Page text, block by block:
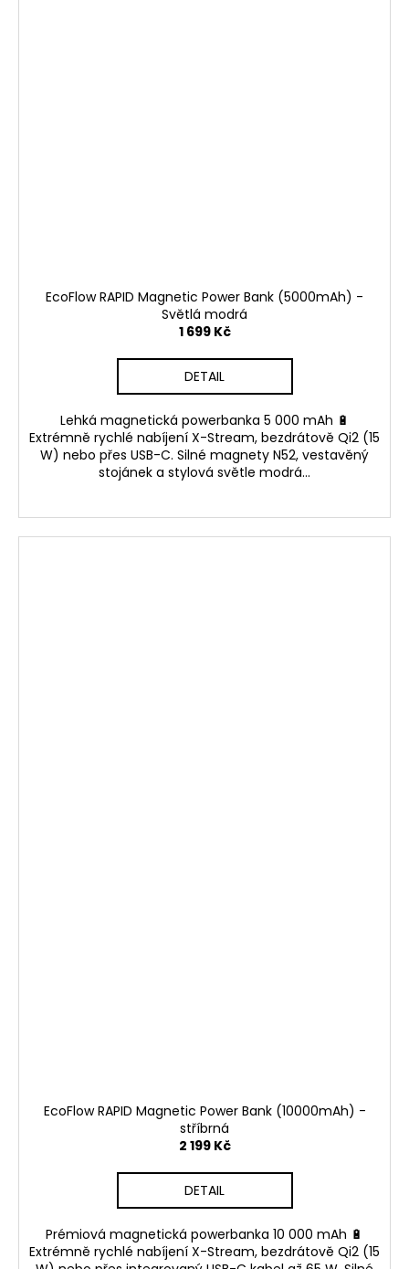
EcoFlow RAPID Magnetic Power Bank (5000mAh) -
Světlá modrá
1 699 Kč
DETAIL
Lehká magnetická powerbanka 5 000 mAh 🔋
Extrémně rychlé nabíjení X-Stream, bezdrátově Qi2 (15
W) nebo přes USB-C. Silné magnety N52, vestavěný
stojánek a stylová světle modrá...
EcoFlow RAPID Magnetic Power Bank (10000mAh) -
stříbrná
2 199 Kč
DETAIL
Prémiová magnetická powerbanka 10 000 mAh 🔋
Extrémně rychlé nabíjení X-Stream, bezdrátově Qi2 (15